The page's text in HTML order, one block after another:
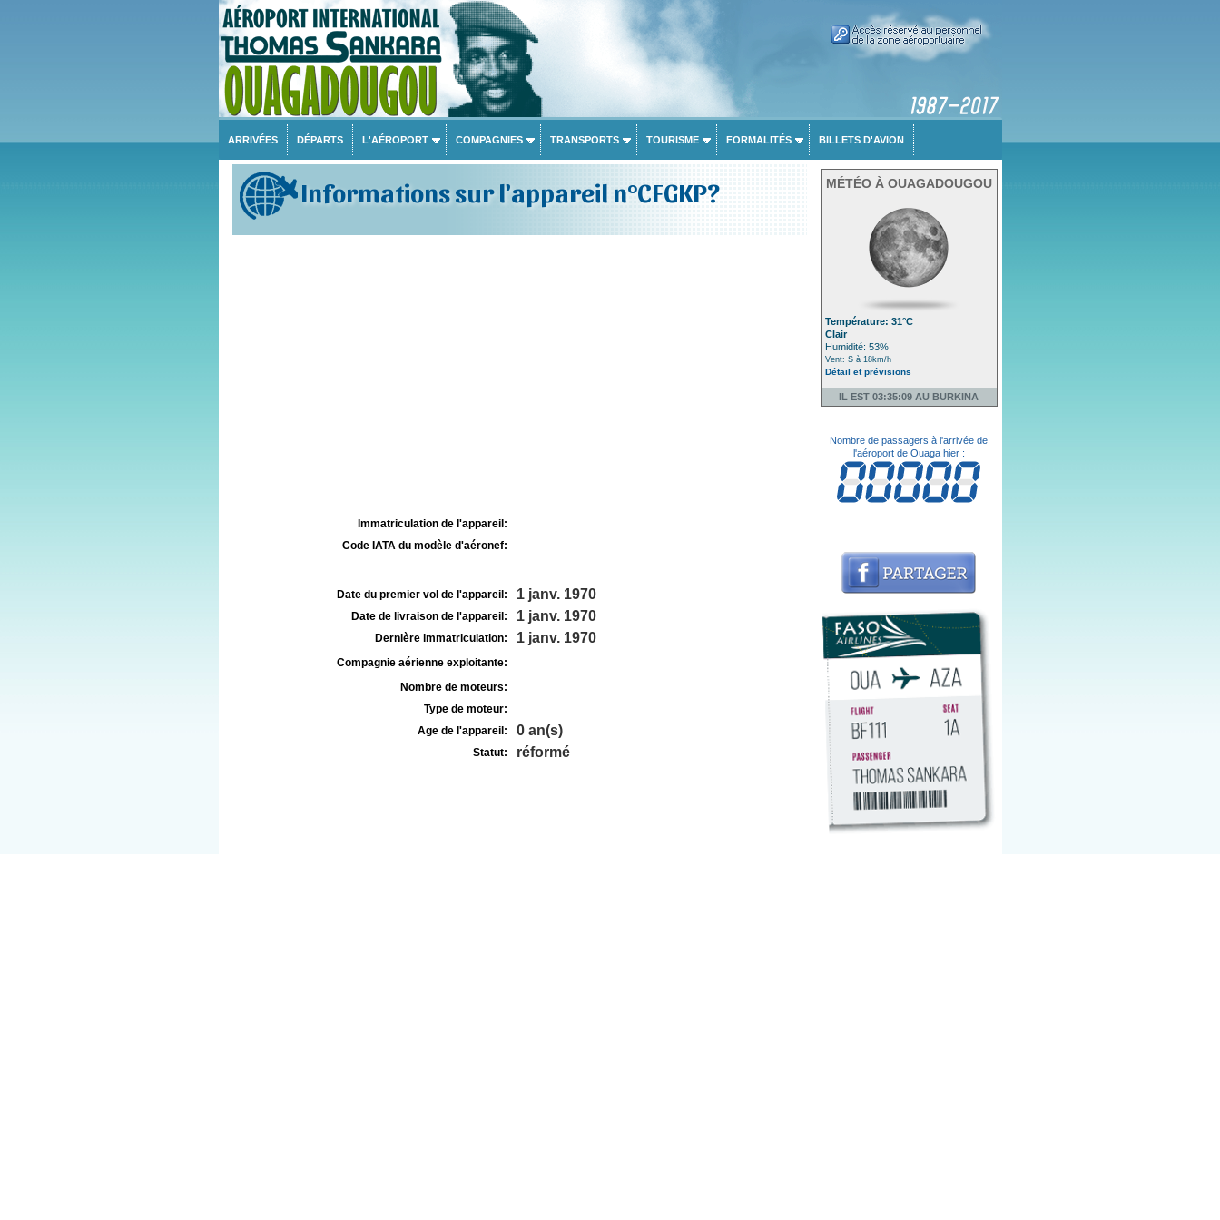
ARRIVÉES DÉPARTS L'AÉROPORT COMPAGNIES TRANSPORTS TOURISME FORMALITÉS BILLETS D'AVION
Informations sur l'appareil n°CFGKP?
Immatriculation de l'appareil:
Code IATA du modèle d'aéronef:
Date du premier vol de l'appareil: 1 janv. 1970
Date de livraison de l'appareil: 1 janv. 1970
Dernière immatriculation: 1 janv. 1970
Compagnie aérienne exploitante:
Nombre de moteurs:
Type de moteur:
Age de l'appareil:
0 an(s)
Statut: réformé
MÉTÉO À OUAGADOUGOU
Température: 31°C
Clair
Humidité: 53%
Vent: S à 18km/h
Détail et prévisions
IL EST 03:35:09 AU BURKINA
Nombre de passagers à l'arrivée de
l'aéroport de Ouaga hier :